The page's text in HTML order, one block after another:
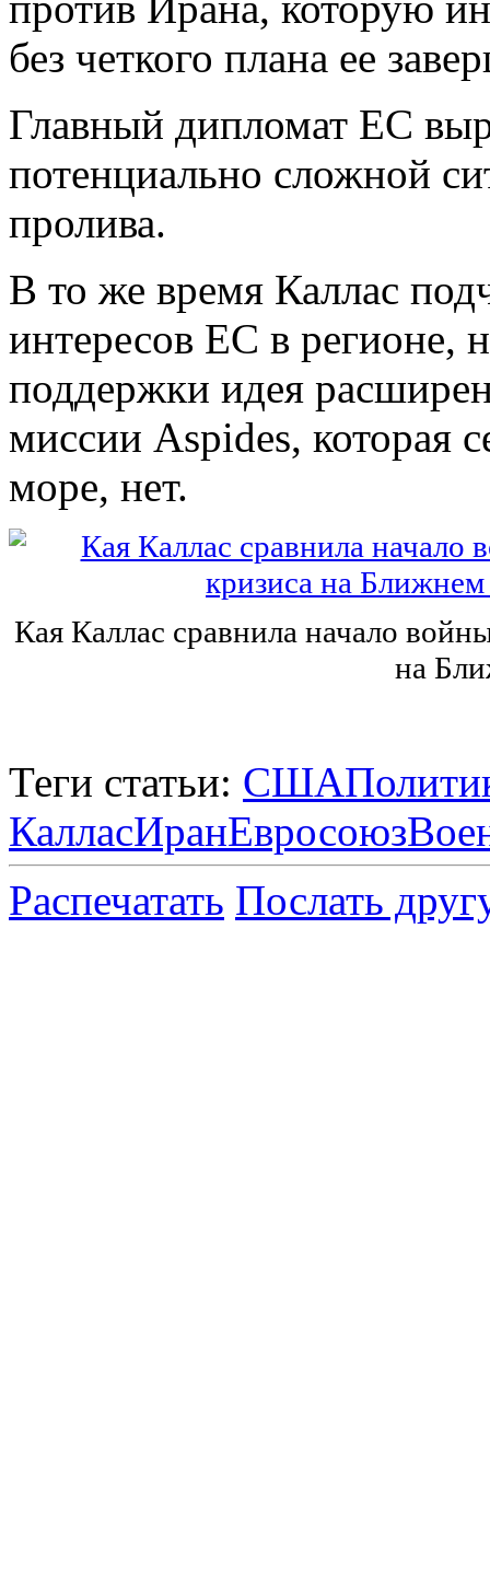
без четкого плана ее
Главный дипломат ЕС
потенциально сложной
пролива.
В то же время Каллас
интересов ЕС в регионе,
поддержки идея
миссии Aspides, которая
море, нет.
Кая Каллас сравнила начало
на
Теги статьи: США
КалласИранЕвросоюз
Распечатать Послать